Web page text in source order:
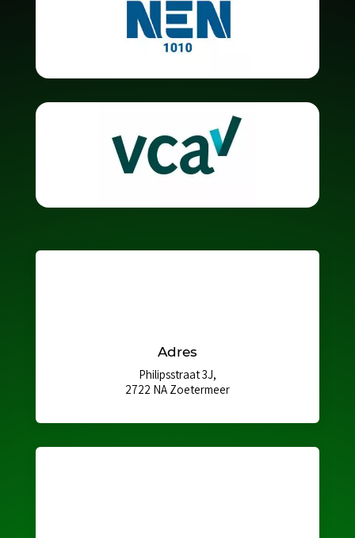
Adres
Philipsstraat 3J,
2722 NA Zoetermeer